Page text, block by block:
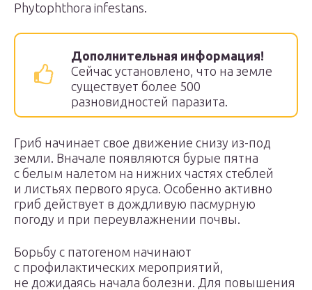
Phytophthora infestans.
Дополнительная информация!
Сейчас установлено, что на земле
существует более 500
разновидностей паразита.
Гриб начинает свое движение снизу из-под
земли. Вначале появляются бурые пятна
с белым налетом на нижних частях стеблей
и листьях первого яруса. Особенно активно
гриб действует в дождливую пасмурную
погоду и при переувлажнении почвы.
Борьбу с патогеном начинают
с профилактических мероприятий,
не дожидаясь начала болезни. Для повышения